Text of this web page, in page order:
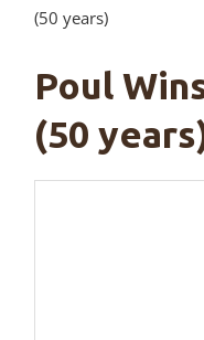
(50 years)
Poul
(50